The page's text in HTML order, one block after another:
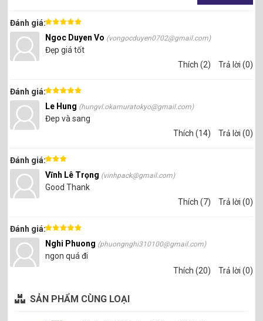
Đánh giá:
Ngoc Duyen Vo (vongocduyen0702@gmail.com)
Đẹp giá tốt
Thích (2)
Trả lời (0)
Đánh giá:
Le Hung (hungvl.okamuratokyo@gmail.com)
Đep và sang
Thích (14)
Trả lời (0)
Đánh giá:
Vĩnh Lê Trọng (vinhpack@gmail.com)
Good Thank
Thích (7)
Trả lời (0)
Đánh giá:
Nghi Phuong (phuongnghi310100@gmail.com)
ngon quá đi
Thích (20)
Trả lời (0)
SẢN PHẨM CÙNG LOẠI